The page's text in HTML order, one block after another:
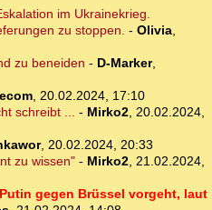
im Ukrainekrieg.
zu stoppen. - Olivia
zu beneiden - D-Marker,
, 20.02.2024, 17:10
schreibt ...
- Mirko2, 20.02.2024,
, 20.02.2024, 20:33
zu wissen"- Mirko2, 21.02.2024,
gegen Brüssel vorgeht, laut